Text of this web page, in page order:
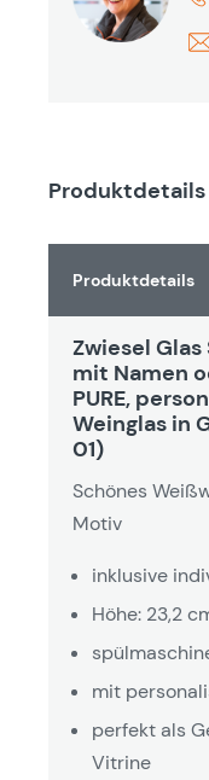
Produktdetails
Produktdetails
Zwiesel
mit Namen
PURE,
Weinglas in
01)
Schönes
Motiv
inklusive
Höhe: 23,2
mit
perfekt als
Vitrine